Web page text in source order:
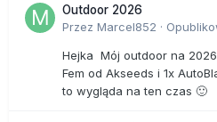
Outdoor 2026
Przez Marcel852 ·
Hejka Mój outdoor na
Fem od Akseeds i 1x
to wygląda na ten czas 🙂